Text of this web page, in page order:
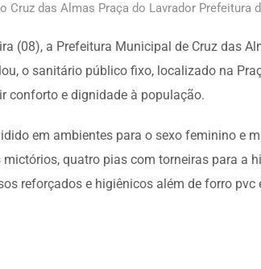
Cruz das Almas Praça do Lavrador Prefeitura
(08), a Prefeitura Municipal de Cruz das
o sanitário público fixo, localizado na
conforto e dignidade à população.
em ambientes para o sexo feminino e
mictórios, quatro pias com torneiras para a
reforçados e higiênicos além de forro pvc